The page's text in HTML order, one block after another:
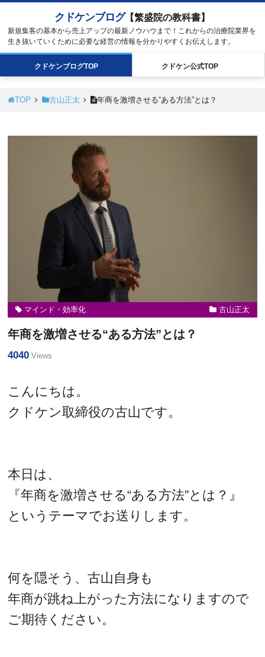
クドケンブログ【繁盛院の教科書】
新規集客の基本から売上アップの最新ノウハウまで！これからの治療院業界を
生き抜いていくために必要な経営の情報を分かりやすくお伝えします。
クドケンブログTOP クドケン公式TOP
TOP 古山正太 年商を激増させる“ある方法”とは？
マインド・効率化 古山正太
年商を激増させる“ある方法”とは？
4040 Views
こんにちは。
クドケン取締役の古山です。
本日は、
『年商を激増させる“ある方法”とは？』
というテーマでお送りします。
何を隠そう、古山自身も
年商が跳ね上がった方法になりますので
ご期待ください。